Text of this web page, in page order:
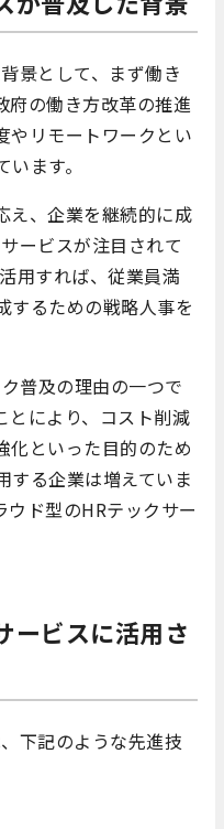
景として、まず働き
府の働き方改革の推進
やリモートワークとい
ます。
え、企業を継続的に成
ービスが注目されて
用すれば、従業員満
するための戦略人事を
普及の理由の一つで
とにより、コスト削減
化といった目的のため
する企業は増えていま
ド型のHRテックサー
ービスに活用さ
下記のような先進技